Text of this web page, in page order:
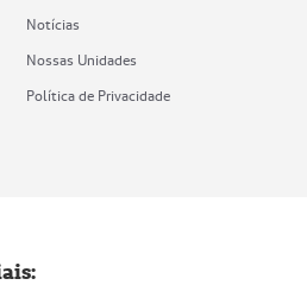
Notícias
Nossas Unidades
Política de Privacidade